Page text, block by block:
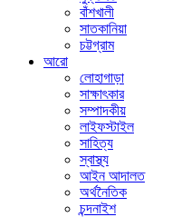
বাঁশখালী
সাতকানিয়া
চট্টগ্রাম
আরো
লোহাগাড়া
সাক্ষাৎকার
সম্পাদকীয়
লাইফস্টাইল
সাহিত্য
স্বাস্থ্য
আইন আদালত
অর্থনৈতিক
চন্দনাইশ